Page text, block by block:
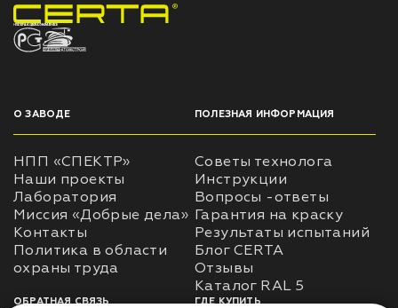
НПП «СПЕКТР» ЗАВОД ЛАКОКРАСОЧНЫХ МАТЕРИАЛОВ
О ЗАВОДЕ
НПП «СПЕКТР»
Наши проекты
Лаборатория
Миссия «Добрые дела»
Контакты
Политика в области
ПОЛЕЗНАЯ ИНФОРМАЦИЯ
Советы технолога
Инструкции
Вопросы -ответы
Гарантия на краску
Результаты испытаний
Блог CERTA
Отзывы
Каталог RAL 5
ОБРАТНАЯ СВЯЗЬ ГДЕ КУПИТЬ